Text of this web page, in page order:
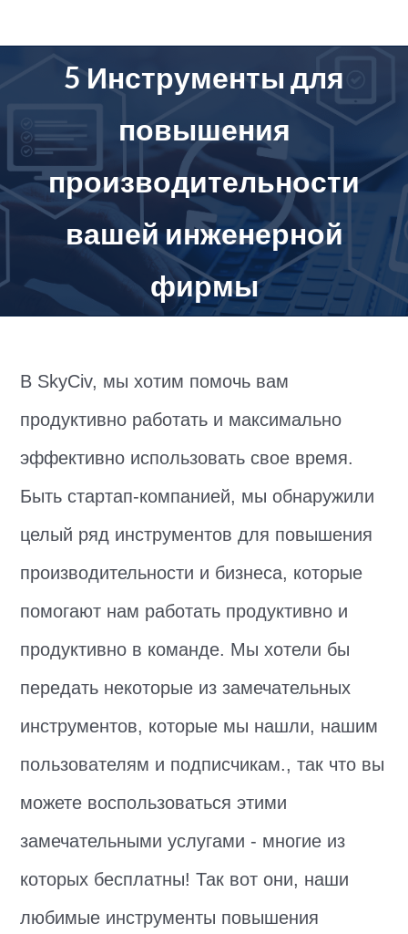
содержанию5 Инструменты для
повышения
производительности
вашей инженерной
фирмы
В SkyCiv, мы хотим помочь вам
продуктивно работать и максимально
эффективно использовать свое время.
Быть стартап-компанией, мы обнаружили
целый ряд инструментов для повышения
производительности и бизнеса, которые
помогают нам работать продуктивно и
продуктивно в команде. Мы хотели бы
передать некоторые из замечательных
инструментов, которые мы нашли, нашим
пользователям и подписчикам., так что вы
можете воспользоваться этими
замечательными услугами - многие из
которых бесплатны! Так вот они, наши
любимые инструменты повышения